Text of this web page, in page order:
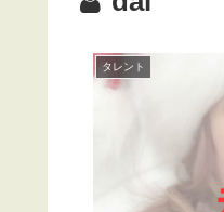
タレント